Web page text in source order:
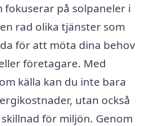
fokuserar på solpaneler i
rad olika tjänster som
för att möta dina behov
företagare. Med
källa kan du inte bara
utan också
för miljön. Genom